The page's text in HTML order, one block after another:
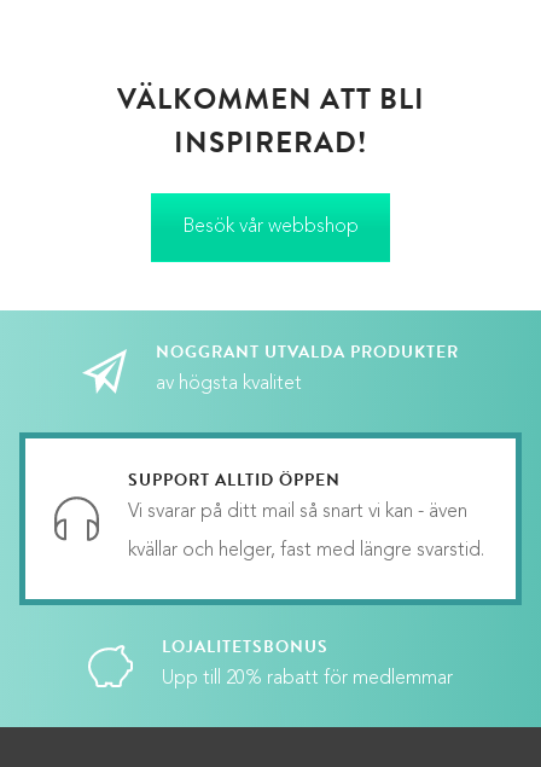
VÄLKOMMEN ATT BLI
INSPIRERAD!
Besök vår webbshop
NOGGRANT UTVALDA PRODUKTER
av högsta kvalitet
SUPPORT ALLTID ÖPPEN
Vi svarar på ditt mail så snart vi kan - även
kvällar och helger, fast med längre svarstid.
LOJALITETSBONUS
Upp till 20% rabatt för medlemmar